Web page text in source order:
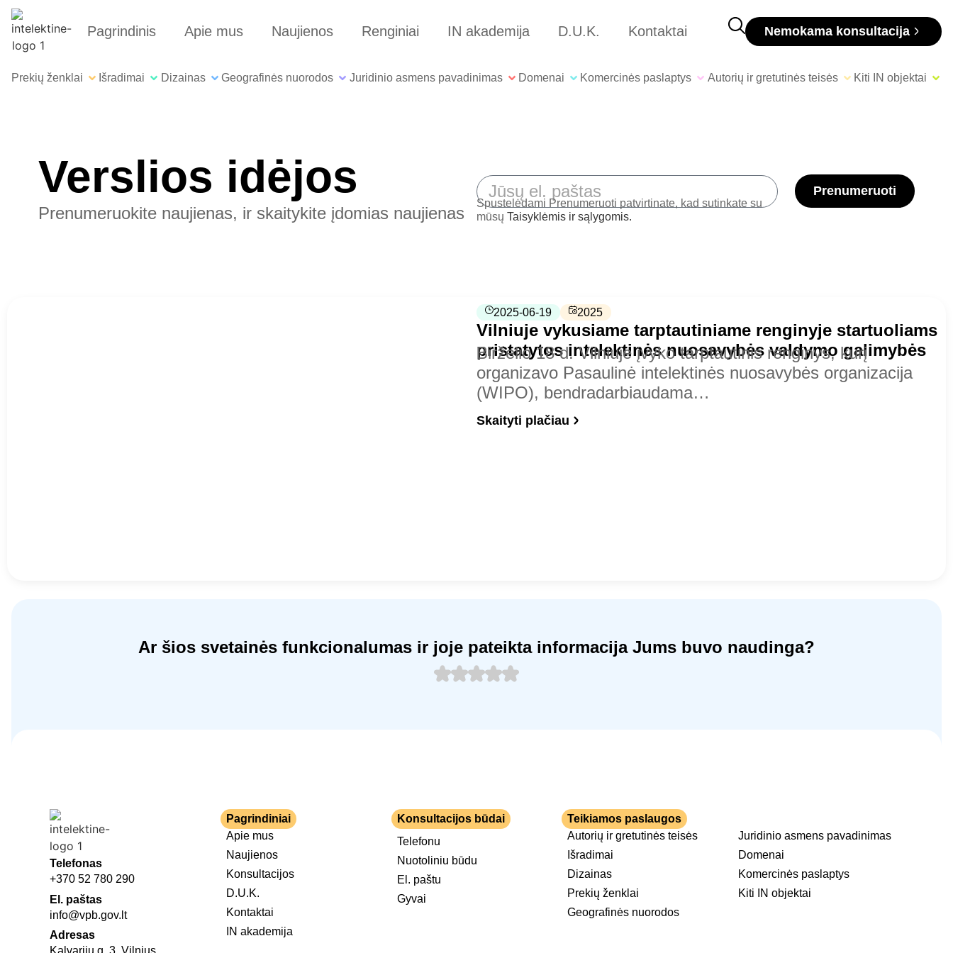
Pagrindinis Apie mus Naujienos Renginiai IN akademija D.U.K. Kontaktai Nemokama konsultacija
Prekių ženklai Išradimai Dizainas Geografinės nuorodos Juridinio asmens pavadinimas Domenai Komercinės paslaptys Autorių ir gretutinės teisės Kiti IN objektai
Verslios idėjos
Prenumeruokite naujienas, ir skaitykite įdomias naujienas
Prenumeruoti
Spustelėdami Prenumeruoti patvirtinate, kad sutinkate su
mūsų Taisyklėmis ir sąlygomis.
2025-06-19 2025
Vilniuje vykusiame tarptautiniame renginyje startuoliams
pristatytos intelektinės nuosavybės valdymo galimybės
Birželio 18 d. Vilniuje įvyko tarptautinis renginys, kurį
organizavo Pasaulinė intelektinės nuosavybės organizacija
(WIPO), bendradarbiaudama…
Skaityti plačiau
Ar šios svetainės funkcionalumas ir joje pateikta informacija Jums buvo naudinga?
Telefonas
+370 52 780 290
El. paštas
info@vpb.gov.lt
Adresas
Pagrindiniai
Apie mus
Naujienos
Konsultacijos
D.U.K.
Kontaktai
IN akademija
Konsultacijos būdai
Telefonu
Nuotoliniu būdu
El. paštu
Gyvai
Teikiamos paslaugos
Autorių ir gretutinės teisės
Išradimai
Dizainas
Prekių ženklai
Geografinės nuorodos
Juridinio asmens pavadinimas
Domenai
Komercinės paslaptys
Kiti IN objektai